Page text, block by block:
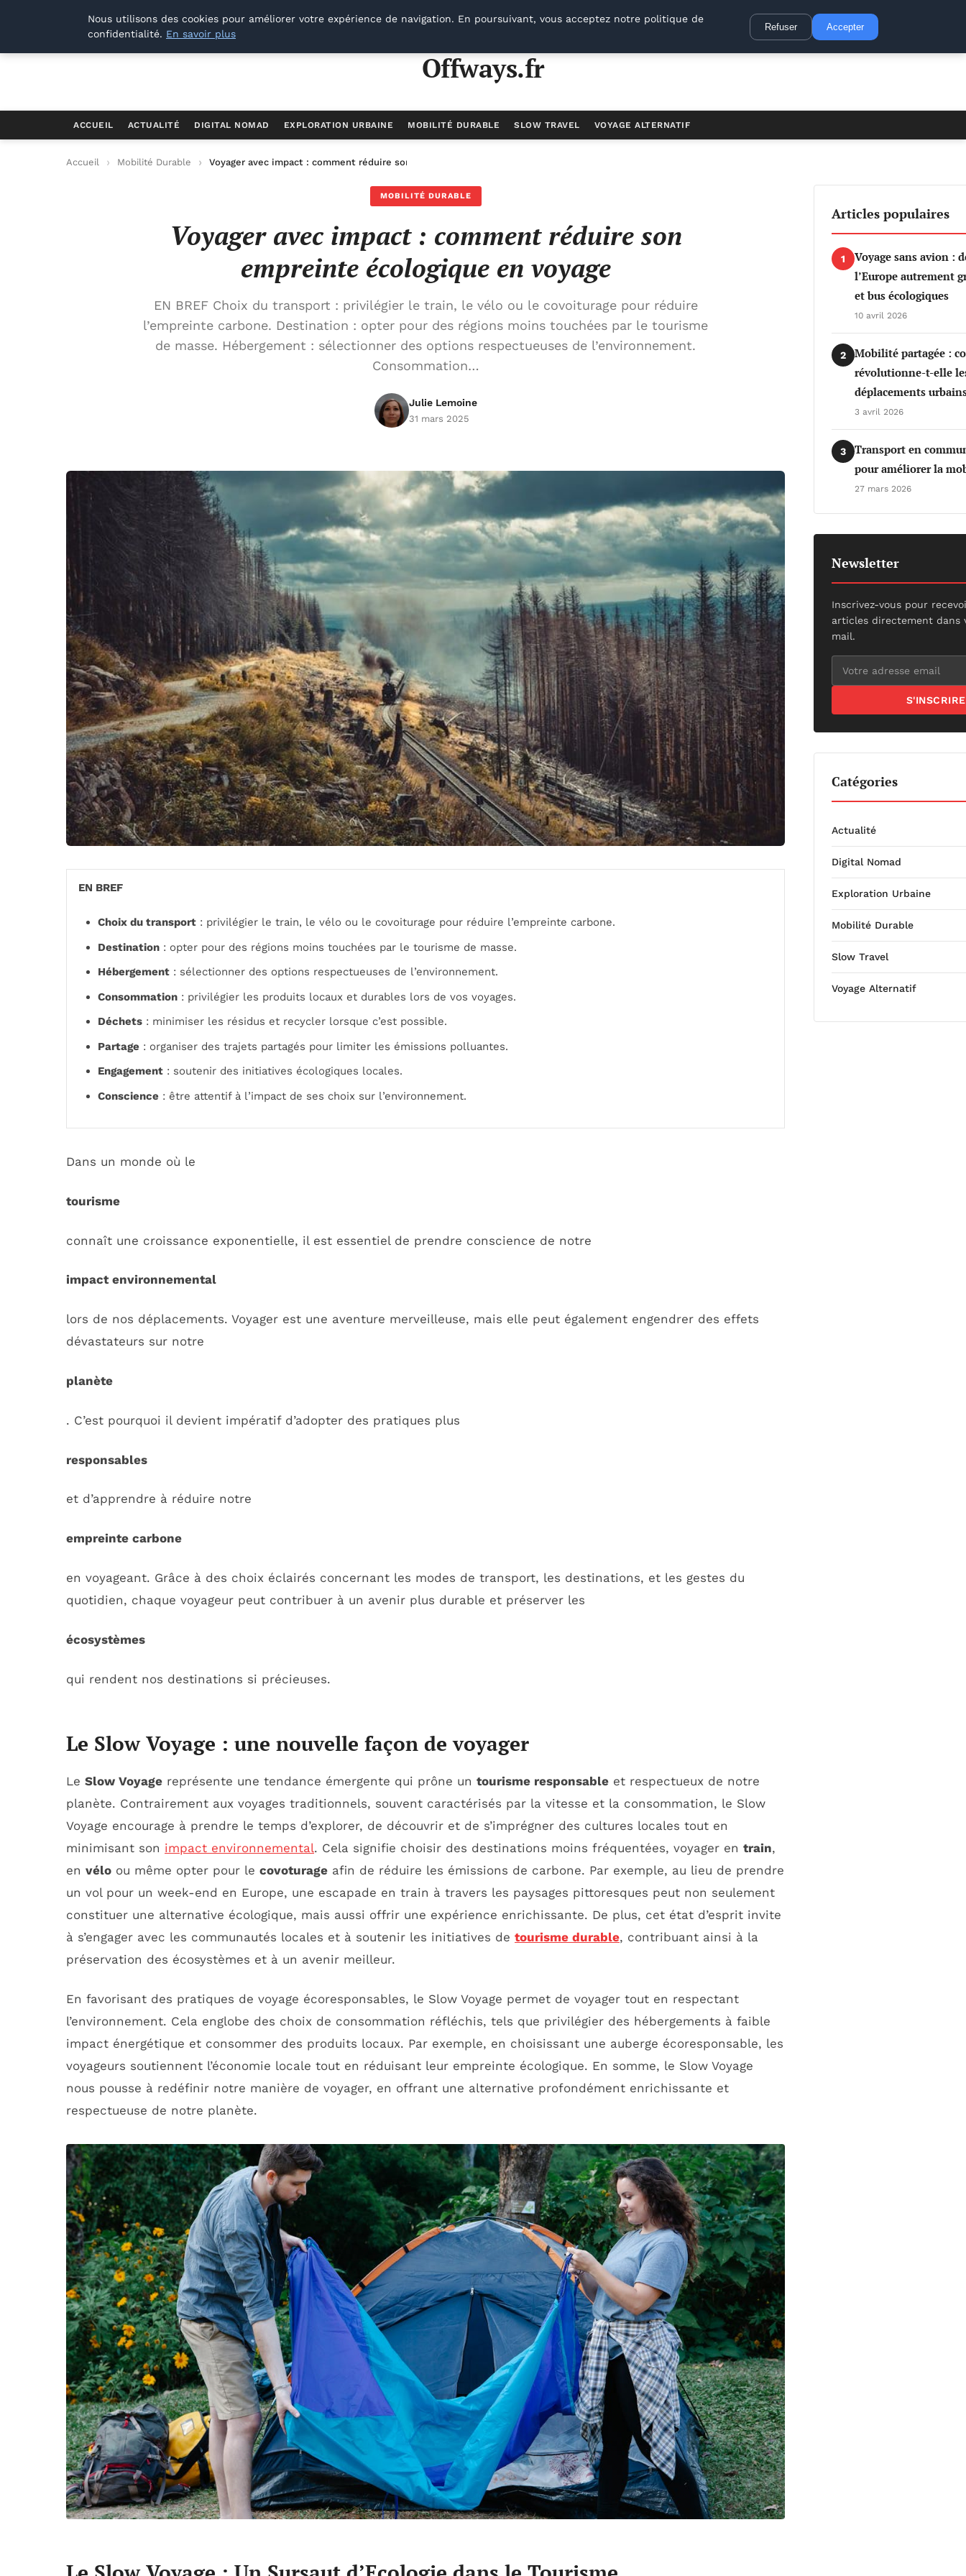
Offways.fr
Offways.fr
ACCUEIL ACTUALITÉ DIGITAL NOMAD EXPLORATION URBAINE MOBILITÉ DURABLE SLOW TRAVEL VOYAGE ALTERNATIF
Accueil Mobilité Durable Voyager avec impact : comment réduire son empreinte écologique en voyage
MOBILITÉ DURABLE
Voyager avec impact : comment réduire son
empreinte écologique en voyage
EN BREF Choix du transport : privilégier le train, le vélo ou le covoiturage pour réduire
l’empreinte carbone. Destination : opter pour des régions moins touchées par le tourisme
de masse. Hébergement : sélectionner des options respectueuses de l’environnement.
Consommation…
Julie Lemoine
31 mars 2025
EN BREF
Choix du transport : privilégier le train, le vélo ou le covoiturage pour réduire l’empreinte carbone.
Destination : opter pour des régions moins touchées par le tourisme de masse.
Hébergement : sélectionner des options respectueuses de l’environnement.
Consommation : privilégier les produits locaux et durables lors de vos voyages.
Déchets : minimiser les résidus et recycler lorsque c’est possible.
Partage : organiser des trajets partagés pour limiter les émissions polluantes.
Engagement : soutenir des initiatives écologiques locales.
Conscience : être attentif à l’impact de ses choix sur l’environnement.
Dans un monde où le
tourisme
connaît une croissance exponentielle, il est essentiel de prendre conscience de notre
impact environnemental
lors de nos déplacements. Voyager est une aventure merveilleuse, mais elle peut également engendrer des effets
dévastateurs sur notre
planète
. C’est pourquoi il devient impératif d’adopter des pratiques plus
responsables
et d’apprendre à réduire notre
empreinte carbone
en voyageant. Grâce à des choix éclairés concernant les modes de transport, les destinations, et les gestes du
quotidien, chaque voyageur peut contribuer à un avenir plus durable et préserver les
écosystèmes
qui rendent nos destinations si précieuses.
Le Slow Voyage : une nouvelle façon de voyager
Le Slow Voyage représente une tendance émergente qui prône un tourisme responsable et respectueux de notre
planète. Contrairement aux voyages traditionnels, souvent caractérisés par la vitesse et la consommation, le Slow
Voyage encourage à prendre le temps d’explorer, de découvrir et de s’imprégner des cultures locales tout en
minimisant son impact environnemental. Cela signifie choisir des destinations moins fréquentées, voyager en train,
en vélo ou même opter pour le covoturage afin de réduire les émissions de carbone. Par exemple, au lieu de prendre
un vol pour un week-end en Europe, une escapade en train à travers les paysages pittoresques peut non seulement
constituer une alternative écologique, mais aussi offrir une expérience enrichissante. De plus, cet état d’esprit invite
à s’engager avec les communautés locales et à soutenir les initiatives de tourisme durable, contribuant ainsi à la
préservation des écosystèmes et à un avenir meilleur.
En favorisant des pratiques de voyage écoresponsables, le Slow Voyage permet de voyager tout en respectant
l’environnement. Cela englobe des choix de consommation réfléchis, tels que privilégier des hébergements à faible
impact énergétique et consommer des produits locaux. Par exemple, en choisissant une auberge écoresponsable, les
voyageurs soutiennent l’économie locale tout en réduisant leur empreinte écologique. En somme, le Slow Voyage
nous pousse à redéfinir notre manière de voyager, en offrant une alternative profondément enrichissante et
respectueuse de notre planète.
Articles populaires
1
Voyage sans avion :
l’Europe autrement
et bus écologiques
10 avril 2026
2
Mobilité partagée :
révolutionne-t-elle
déplacements
3 avril 2026
3
Transport en
pour améliorer la
27 mars 2026
Newsletter
Inscrivez-vous pour
articles directement dans
mail.
S'INSCRIRE
Catégories
Actualité
Digital Nomad
Exploration Urbaine
Mobilité Durable
Slow Travel
Voyage Alternatif
Nous utilisons des cookies pour améliorer votre expérience de navigation. En poursuivant, vous acceptez notre politique de
confidentialité. En savoir plus
Refuser Accepter